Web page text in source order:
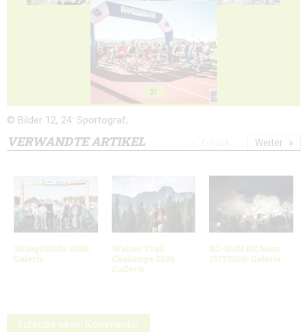
31
© Bilder 12, 24: Sportograf;
VERWANDTE ARTIKEL
3Kings3Hills 2026:
Galerie
Walser Trail
Challenge 2026
Gallerie
XC-RUN.DE beim
ZUT2026: Galerie
Weiter
Schreibe einen Kommentar